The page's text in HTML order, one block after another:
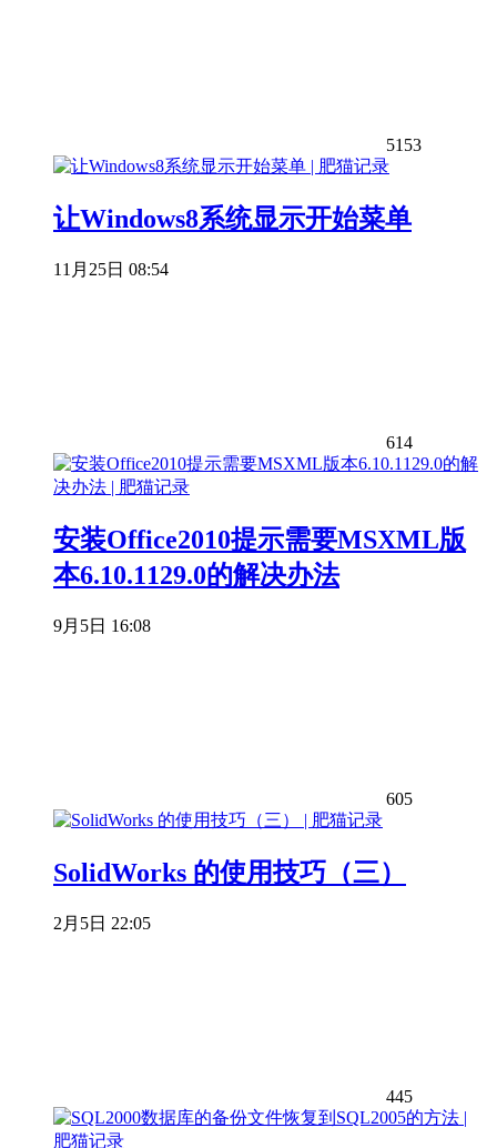
5153
让Windows8系统显示开始菜单
11月25日 08:54
614
安装Office2010提示需要MSXML版
本6.10.1129.0的解决办法
9月5日 16:08
605
SolidWorks 的使用技巧（三）
2月5日 22:05
445